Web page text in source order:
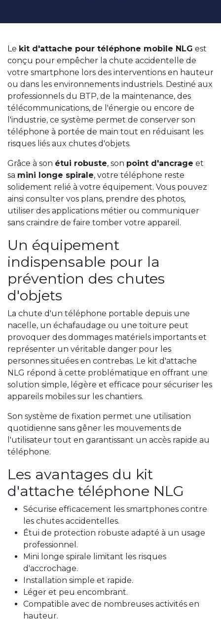
Le kit d'attache pour téléphone mobile NLG est
conçu pour empêcher la chute accidentelle de
votre smartphone lors des interventions en hauteur
ou dans les environnements industriels. Destiné aux
professionnels du BTP, de la maintenance, des
télécommunications, de l'énergie ou encore de
l'industrie, ce système permet de conserver son
téléphone à portée de main tout en réduisant les
risques liés aux chutes d'objets.
Grâce à son étui robuste, son point d'ancrage et
sa mini longe spirale, votre téléphone reste
solidement relié à votre équipement. Vous pouvez
ainsi consulter vos plans, prendre des photos,
utiliser des applications métier ou communiquer
sans craindre de faire tomber votre appareil.
Un équipement
indispensable pour la
prévention des chutes
d'objets
La chute d'un téléphone portable depuis une
nacelle, un échafaudage ou une toiture peut
provoquer des dommages matériels importants et
représenter un véritable danger pour les
personnes situées en contrebas. Le kit d'attache
NLG répond à cette problématique en offrant une
solution simple, légère et efficace pour sécuriser les
appareils mobiles sur les chantiers.
Son système de fixation permet une utilisation
quotidienne sans gêner les mouvements de
l'utilisateur tout en garantissant un accès rapide au
téléphone.
Les avantages du kit
d'attache téléphone NLG
Sécurise efficacement les smartphones contre
les chutes accidentelles.
Étui de protection robuste adapté à un usage
professionnel.
Mini longe spirale limitant les risques
d'accrochage.
Installation simple et rapide.
Léger et peu encombrant.
Compatible avec de nombreuses activités en
hauteur.